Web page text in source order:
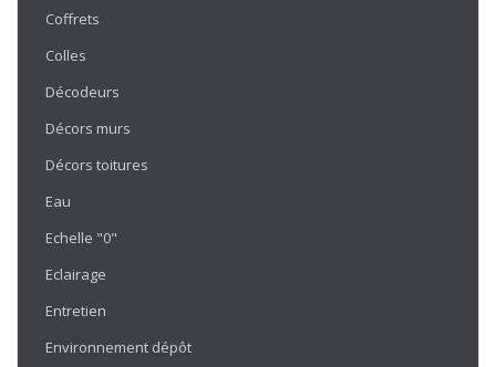
Coffrets
Colles
Décodeurs
Décors murs
Décors toitures
Eau
Echelle "0"
Eclairage
Entretien
Environnement dépôt